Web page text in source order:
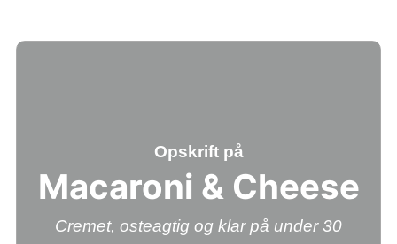
Opskrift på
Macaroni & Cheese
Cremet, osteagtig og klar på under 30